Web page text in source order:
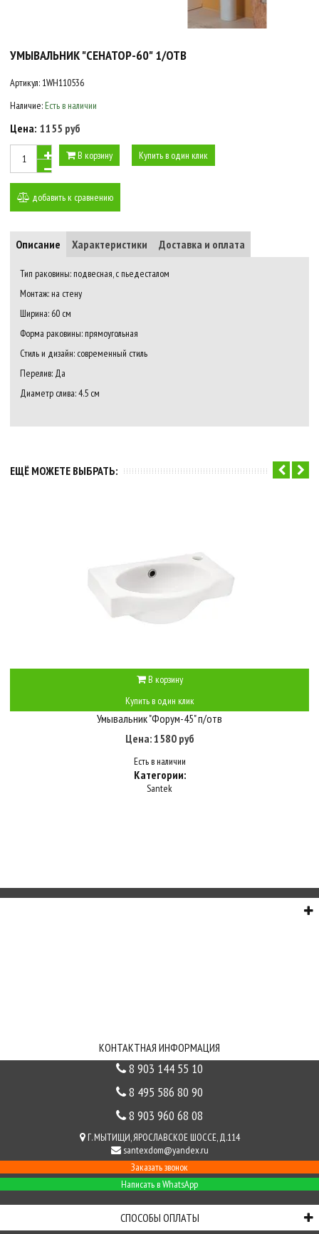
УМЫВАЛЬНИК "СЕНАТОР-60" 1/ОТВ
Артикул: 1WH110536
Наличие: Есть в наличии
Цена: 1155 руб
В корзину Купить в один клик
добавить к сравнению
Описание Характеристики Доставка и оплата
Тип раковины: подвесная, с пьедесталом
Монтаж: на стену
Ширина: 60 см
Форма раковины: прямоугольная
Стиль и дизайн: современный стиль
Перелив: Да
Диаметр слива: 4.5 см
ЕЩЁ МОЖЕТЕ ВЫБРАТЬ:
В корзину
Купить в один клик
Умывальник "Форум-45" п/отв
Цена: 1580 руб
Есть в наличии
Категории:
Santek
КОНТАКТНАЯ ИНФОРМАЦИЯ
8 903 144 55 10
8 495 586 80 90
8 903 960 68 08
Г. МЫТИЩИ, ЯРОСЛАВСКОЕ ШОССЕ, Д.114
santexdom@yandex.ru
Заказать звонок
Написать в WhatsApp
СПОСОБЫ ОПЛАТЫ